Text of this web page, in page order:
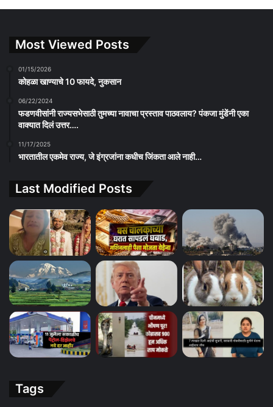
Most Viewed Posts
01/15/2026
कोहळा खाण्याचे 10 फायदे, नुकसान
06/22/2024
फडणवीसांनी राज्यसभेसाठी तुमच्या नावाचा प्रस्ताव पाठवलाय? पंकजा मुंडेंनी एका
वाक्यात दिलं उत्तर….
11/17/2025
भारतातील एकमेव राज्य, जे इंग्रजांना कधीच जिंकता आले नाही…
Last Modified Posts
Tags